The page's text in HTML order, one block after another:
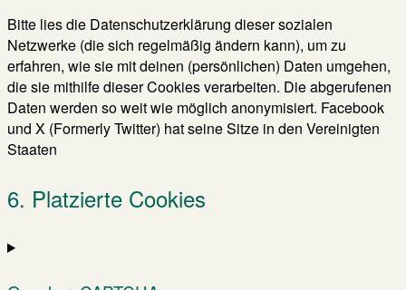
Bitte lies die Datenschutzerklärung dieser sozialen
Netzwerke (die sich regelmäßig ändern kann), um zu
erfahren, wie sie mit deinen (persönlichen) Daten umgehen,
die sie mithilfe dieser Cookies verarbeiten. Die abgerufenen
Daten werden so weit wie möglich anonymisiert. Facebook
und X (Formerly Twitter) hat seine Sitze in den Vereinigten
Staaten
6. Platzierte Cookies